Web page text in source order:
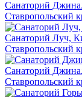
Санаторий
Ставропольский
Санаторий Луч,
Ставропольский
Санаторий
Ставропольский